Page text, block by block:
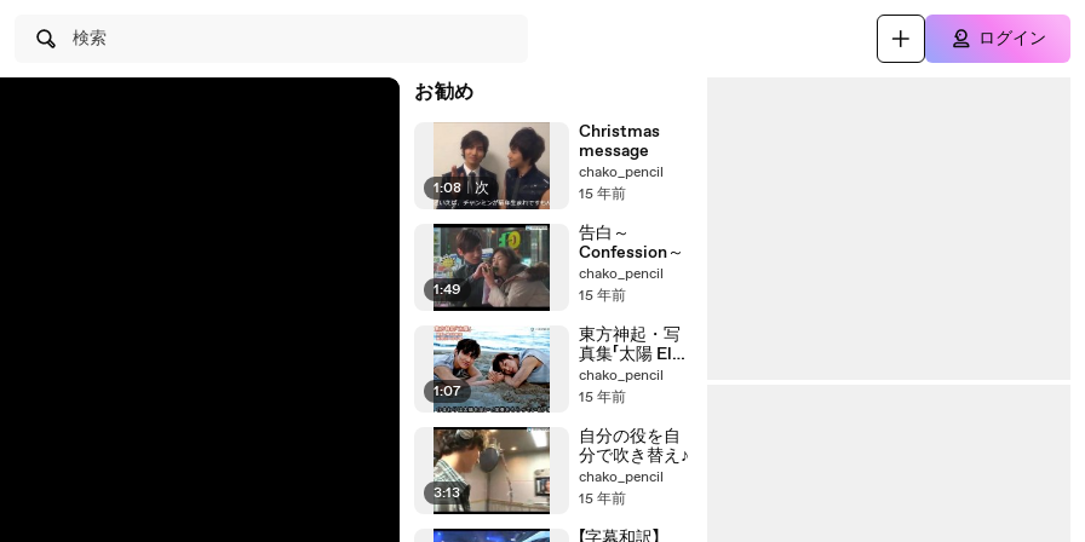
検索 ログイン
お勧め
1:08 | 次
Christmas
message
chako_pencil
15 年前
1:49
告白～
Confession～
chako_pencil
15 年前
1:07
東方神起・写
真集「太陽 El
Sol」 Making
chako_pencil
15 年前
3:13
自分の役を自
分で吹き替え♪
chako_pencil
15 年前